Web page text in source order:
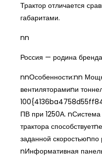
Трактор отличается
габаритами.
nn
Россия — родина
nnОсобенности:nn
вентиляторамиnи
ПВ при 1250А.
трактора
заданной
nИнформативная